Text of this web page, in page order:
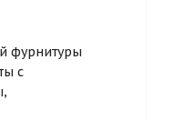
фурнитуры
с